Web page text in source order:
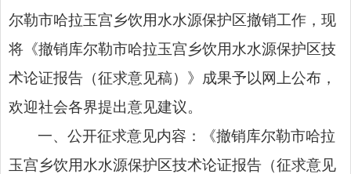
尔勒市哈拉玉宫乡饮用水水源保护区撤销工作，现
将《撤销库尔勒市哈拉玉宫乡饮用水水源保护区技
术论证报告（征求意见稿）》成果予以网上公布，
欢迎社会各界提出意见建议。
一、公开征求意见内容：《撤销库尔勒市哈拉
玉宫乡饮用水水源保护区技术论证报告（征求意见